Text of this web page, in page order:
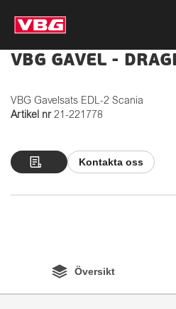
VBG GAVEL -
VBG Gavelsats EDL-2 Scania
Artikel nr 21-221778
Kontakta oss
Översikt